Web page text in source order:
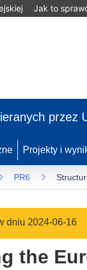
Jak to
przez
Projekty i
PR6
dniu 2024-06-16
the